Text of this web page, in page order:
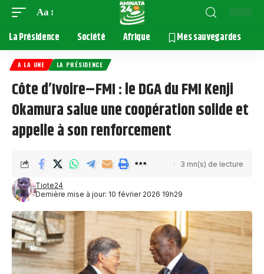
Aa
La Présidence Société Afrique Mes sauvegardes
A LA UNE LA PRÉSIDENCE
Côte d’Ivoire–FMI : le DGA du FMI Kenji
Okamura salue une coopération solide et
appelle à son renforcement
Dernière mise à jour: 10 février 2026 19h29
Tiote24
3 mn(s) de lecture